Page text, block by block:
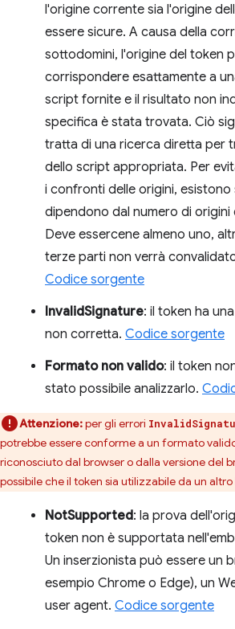
l'origine corrente sia l'origine
essere sicure. A causa della
sottodomini, l'origine del token
corrispondere esattamente a
script fornite e il risultato non
specifica è stata trovata. Ciò
tratta di una ricerca diretta per
dello script appropriata. Per
i confronti delle origini,
dipendono dal numero di
Deve essercene almeno uno,
terze parti non verrà
Codice sorgente
InvalidSignature: il token ha
non corretta. Codice sorgente
Formato non valido: il token
stato possibile analizzarlo.
Attenzione:per gli errori
potrebbe essere conforme a un formato
riconosciuto dal browser o dalla versione del
possibile che il token sia utilizzabile da un altro
NotSupported: la prova
token non è supportata
Un inserzionista può essere un
esempio Chrome o Edge), un
user agent. Codice sorgente